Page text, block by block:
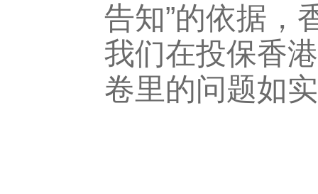
告知”的依据，
我们在投保香
卷里的问题如